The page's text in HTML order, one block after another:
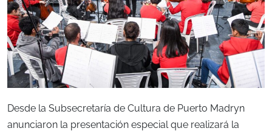
Desde la Subsecretaría de Cultura de Puerto Madryn
anunciaron la presentación especial que realizará la